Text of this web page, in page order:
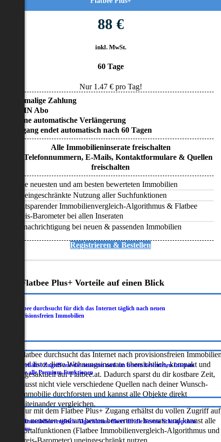
88 €
inkl. MwSt.
60 Tage
Nur 1.47€ pro Tag!
• Einmalige Zahlung
• KEIN Abo
• Keine automatische Verlängerung
• Zugang endet automatisch nach 60 Tagen
Alle Immobilieninserate freischalten
Alle Telefonnummern, E-Mails, Kontaktformulare & Quellen
freischalten
Alle neuesten und am besten bewerteten Immobilien
Uneingeschränkte Nutzung aller Suchfunktionen
Zeitsparender Immobilienvergleich-Algorithmus & Flatbee
Preis-Barometer bei allen Inseraten
Benachrichtigung bei neuen & passenden Immobilien
Registrieren & Bestellen
Flatbee Plus+ Vorteile auf einen Blick
Flatbee durchsucht für dich das Internet täglich nach neuen
provisionsfreien Immobilien
Flatbee durchsucht das Internet nach provisionsfreien
und listet diese Wohnungsinserate übersichtlich, kompakt und
tagesaktuell auf Flatbee.at. Dadurch sparst du dir kostbare Zeit,
musst nicht viele verschiedene Quellen nach deiner Wunsch-
Immobilie durchforsten und kannst alle Objekte direkt
miteinander vergleichen.
Du erhältst Zugriff auf die neuesten und am besten bewerteten Inserate
sowie alle Premium-Funktionen
Nur mit dem Flatbee Plus+ Zugang erhältst du vollen Zugriff auf
die neuesten und am besten bewerteten Inserate und kannst alle
Portalfunktionen (Flatbee Immobilienvergleich-Algorithmus und
Der Immobilienvergleich-Algorithmus filtert dir die besten Schnäppchen
heraus